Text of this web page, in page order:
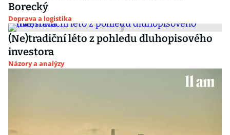
Borecký
Doprava a logistika
(Ne)tradiční léto z pohledu dluhopisového
investora
Názory a analýzy